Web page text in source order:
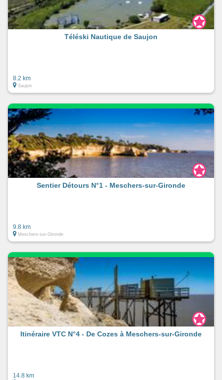
Téléski Nautique de Saujon
8.2 km
Saujon
Sentier Détours N°1 - Meschers-sur-Gironde
9.8 km
Meschers-sur-Gironde
Itinéraire VTC N°4 - De Cozes à Meschers-sur-Gironde
14.8 km